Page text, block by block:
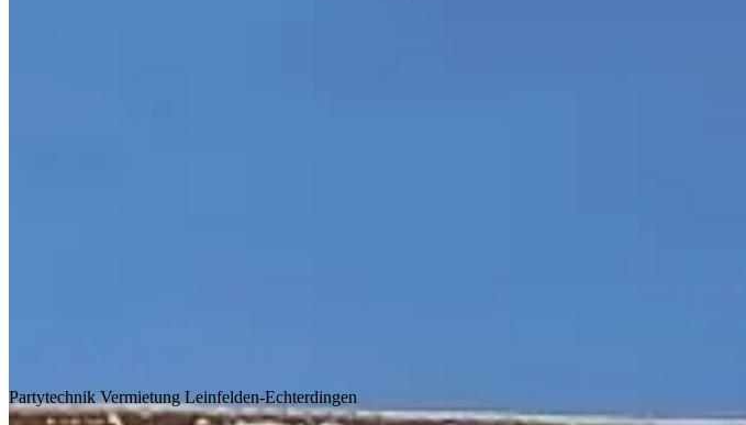
Partytechnik Vermietung Leinfelden-Echterdingen